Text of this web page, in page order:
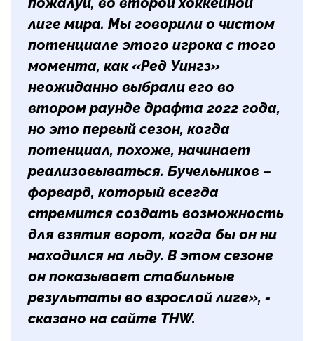
лиге мира. Мы говорили о чистом
потенциале этого игрока с того
момента, как «Ред Уингз»
неожиданно выбрали его во
втором раунде драфта 2022 года,
но это первый сезон, когда
потенциал, похоже, начинает
реализовываться. Бучельников –
форвард, который всегда
стремится создать возможность
для взятия ворот, когда бы он ни
находился на льду. В этом сезоне
он показывает стабильные
результаты во взрослой лиге», -
сказано на сайте THW.